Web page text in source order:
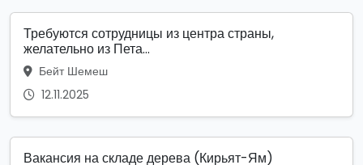
Требуются сотрудницы из центра страны,
желательно из Пета...
Бейт Шемеш
12.11.2025
Вакансия на складе дерева (Кирьят-Ям)